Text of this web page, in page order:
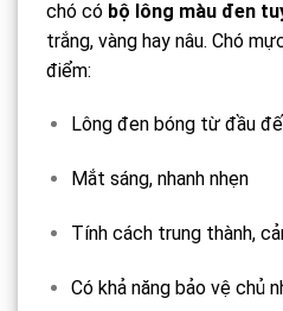
chó có bộ lông màu đen
trắng, vàng hay nâu. Chó
điểm:
Lông đen bóng từ đầu
Mắt sáng, nhanh nhẹn
Tính cách trung thành,
Có khả năng bảo vệ chủ